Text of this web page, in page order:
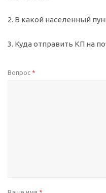
2. В какой населенный
3. Куда отправить КП на
Вопрос *